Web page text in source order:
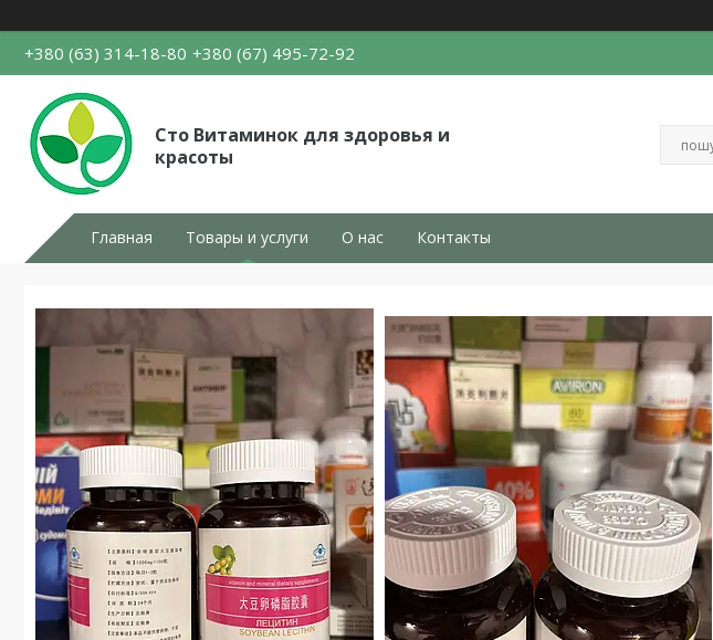
+380 (63) 314-18-80 +380 (67) 495-72-92
Сто Витаминок для здоровья и
красоты
Главная Товары и услуги О нас Контакты